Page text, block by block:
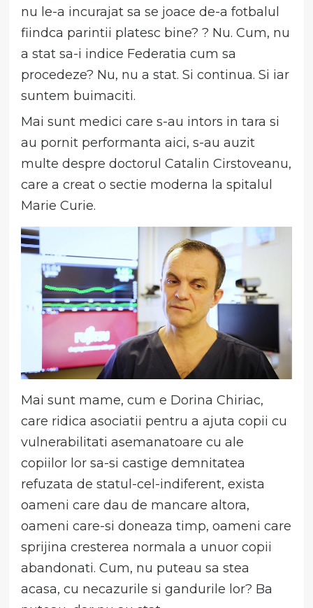
nu le-a incurajat sa se joace de-a fotbalul
fiindca parintii platesc bine? ? Nu. Cum, nu
a stat sa-i indice Federatia cum sa
procedeze? Nu, nu a stat. Si continua. Si iar
suntem buimaciti.
Mai sunt medici care s-au intors in tara si
au pornit performanta aici, s-au auzit
multe despre doctorul Catalin Cirstoveanu,
care a creat o sectie moderna la spitalul
Marie Curie.
Mai sunt mame, cum e Dorina Chiriac,
care ridica asociatii pentru a ajuta copii cu
vulnerabilitati asemanatoare cu ale
copiilor lor sa-si castige demnitatea
refuzata de statul-cel-indiferent, exista
oameni care dau de mancare altora,
oameni care-si doneaza timp, oameni care
sprijina cresterea normala a unuor copii
abandonati. Cum, nu puteau sa stea
acasa, cu necazurile si gandurile lor? Ba